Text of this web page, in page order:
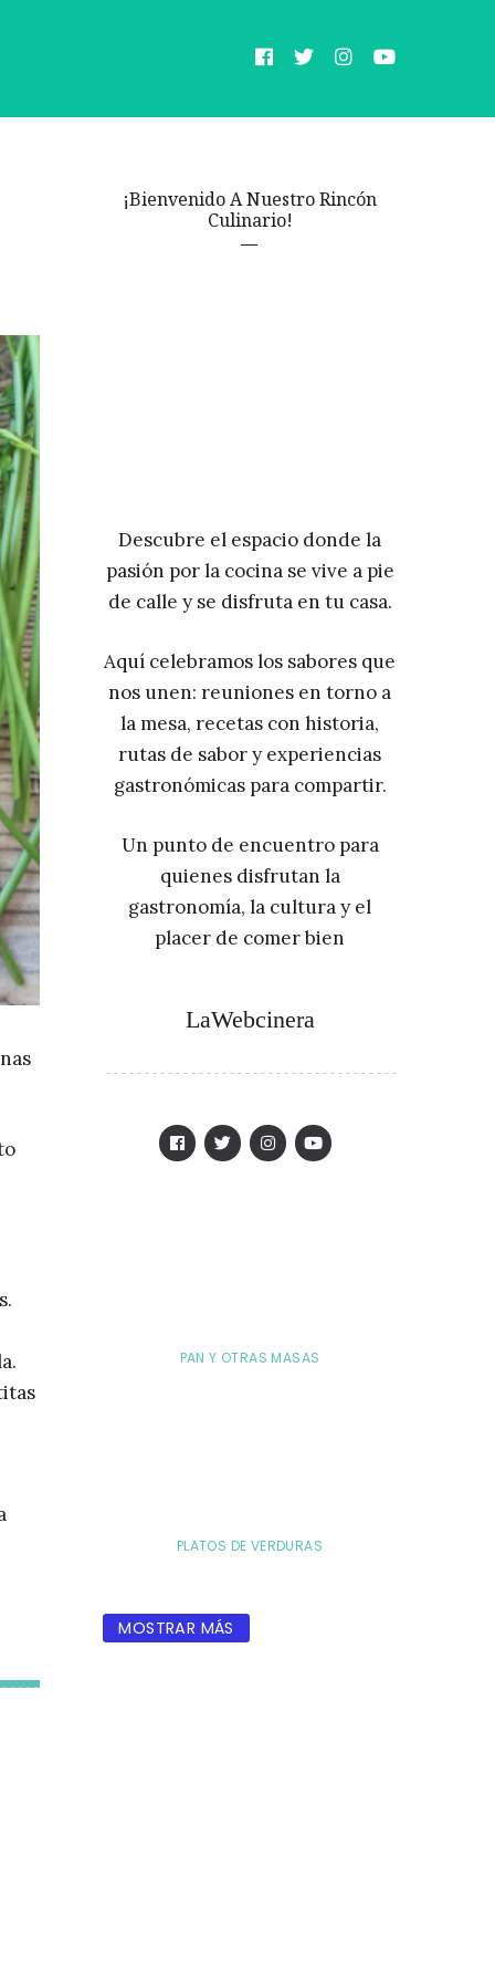
¡Bienvenido A Nuestro Rincón
Culinario!
Descubre el espacio donde la
pasión por la cocina se vive a pie
de calle y se disfruta en tu casa.
Aquí celebramos los sabores que
nos unen: reuniones en torno a
la mesa, recetas con historia,
rutas de sabor y experiencias
gastronómicas para compartir.
Un punto de encuentro para
quienes disfrutan la
gastronomía, la cultura y el
placer de comer bien
LaWebcinera
PAN Y OTRAS MASAS
PLATOS DE VERDURAS
MOSTRAR MÁS